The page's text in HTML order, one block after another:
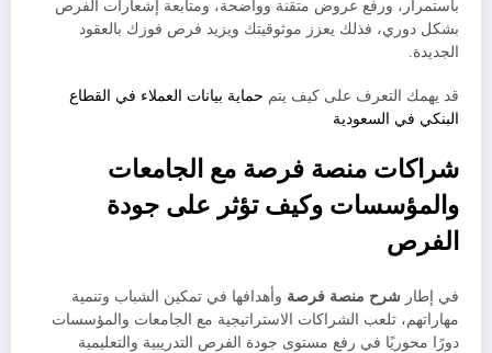
باستمرار، ورفع عروض متقنة وواضحة، ومتابعة إشعارات الفرص
بشكل دوري، فذلك يعزز موثوقيتك ويزيد فرص فوزك بالعقود
الجديدة.
قد يهمك التعرف على كيف يتم حماية بيانات العملاء في القطاع
البنكي في السعودية
شراكات منصة فرصة مع الجامعات
والمؤسسات وكيف تؤثر على جودة
الفرص
في إطار شرح منصة فرصة وأهدافها في تمكين الشباب وتنمية
مهاراتهم، تلعب الشراكات الاستراتيجية مع الجامعات والمؤسسات
دورًا محوريًا في رفع مستوى جودة الفرص التدريبية والتعليمية